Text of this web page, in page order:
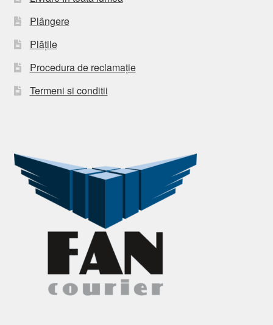
Plângere
Plățile
Procedura de reclamație
Termeni si conditii